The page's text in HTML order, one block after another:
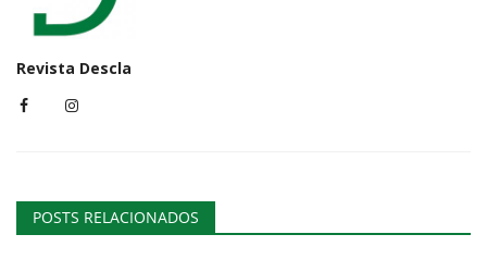
Revista Descla
POSTS RELACIONADOS